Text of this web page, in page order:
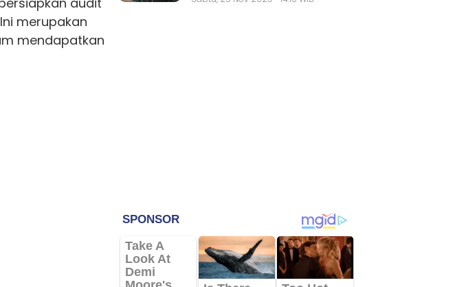
merupakan
mendapatkan